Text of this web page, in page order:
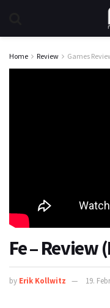
Home Review Games
Fe – Review
by Erik Kollwitz 19.